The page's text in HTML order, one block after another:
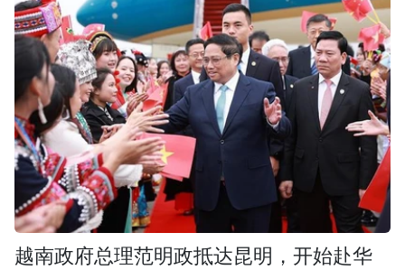
越南政府总理范明政抵达昆明，开始赴华